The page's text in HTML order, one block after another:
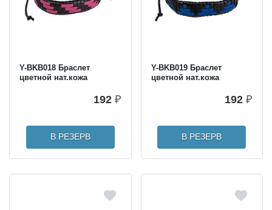
Y-BKB018 Браслет
цветной нат.кожа
192 ₽
В РЕЗЕРВ
Y-BKB019 Браслет
цветной нат.кожа
192 ₽
В РЕЗЕРВ